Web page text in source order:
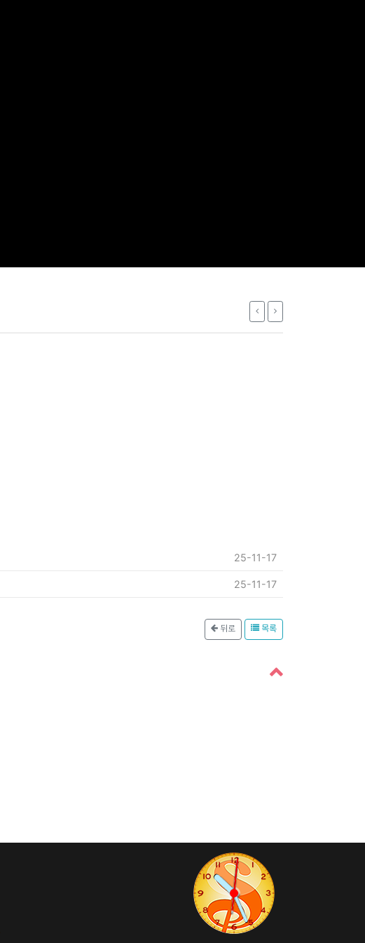
25-11-17
25-11-17
뒤로 목록